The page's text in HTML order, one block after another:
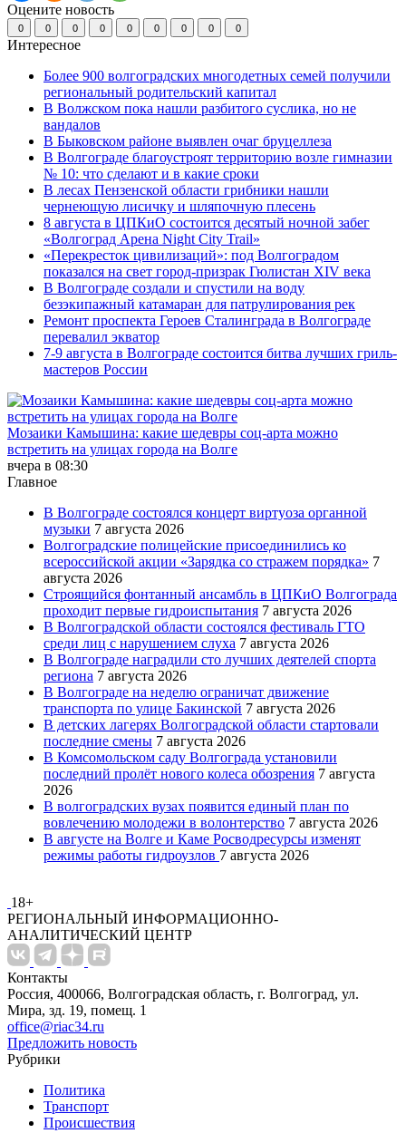
Оцените новость
0 0 0 0 0 0 0 0 0
Интересное
Более 900 волгоградских многодетных семей получили
региональный родительский капитал
В Волжском пока нашли разбитого суслика, но не
вандалов
В Быковском районе выявлен очаг бруцеллеза
В Волгограде благоустроят территорию возле гимназии
№ 10: что сделают и в какие сроки
В лесах Пензенской области грибники нашли
чернеющую лисичку и шляпочную плесень
8 августа в ЦПКиО состоится десятый ночной забег
«Волгоград Арена Night City Trail»
«Перекресток цивилизаций»: под Волгоградом
показался на свет город-призрак Гюлистан XIV века
В Волгограде создали и спустили на воду
безэкипажный катамаран для патрулирования рек
Ремонт проспекта Героев Сталинграда в Волгограде
перевалил экватор
7-9 августа в Волгограде состоится битва лучших гриль-
мастеров России
Мозаики Камышина: какие шедевры соц-арта можно
встретить на улицах города на Волге
вчера в 08:30
Главное
В Волгограде состоялся концерт виртуоза органной
музыки 7 августа 2026
Волгоградские полицейские присоединились ко
всероссийской акции «Зарядка со стражем порядка» 7
августа 2026
Строящийся фонтанный ансамбль в ЦПКиО Волгограда
проходит первые гидроиспытания 7 августа 2026
В Волгоградской области состоялся фестиваль ГТО
среди лиц с нарушением слуха 7 августа 2026
В Волгограде наградили сто лучших деятелей спорта
региона 7 августа 2026
В Волгограде на неделю ограничат движение
транспорта по улице Бакинской 7 августа 2026
В детских лагерях Волгоградской области стартовали
последние смены 7 августа 2026
В Комсомольском саду Волгограда установили
последний пролёт нового колеса обозрения 7 августа
2026
В волгоградских вузах появится единый план по
вовлечению молодежи в волонтерство 7 августа 2026
В августе на Волге и Каме Росводресурсы изменят
режимы работы гидроузлов 7 августа 2026
18+
РЕГИОНАЛЬНЫЙ ИНФОРМАЦИОННО-
АНАЛИТИЧЕСКИЙ ЦЕНТР
Контакты
Россия, 400066, Волгоградская область, г. Волгоград, ул.
Мира, зд. 19, помещ. 1
office@riac34.ru
Предложить новость
Рубрики
Политика
Транспорт
Происшествия